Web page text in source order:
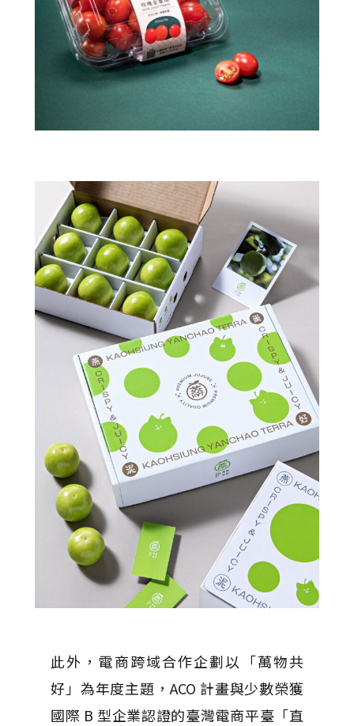
此外，電商跨域合作企劃以「萬物共
好」為年度主題，ACO 計畫與少數榮獲
國際 B 型企業認證的臺灣電商平臺「直